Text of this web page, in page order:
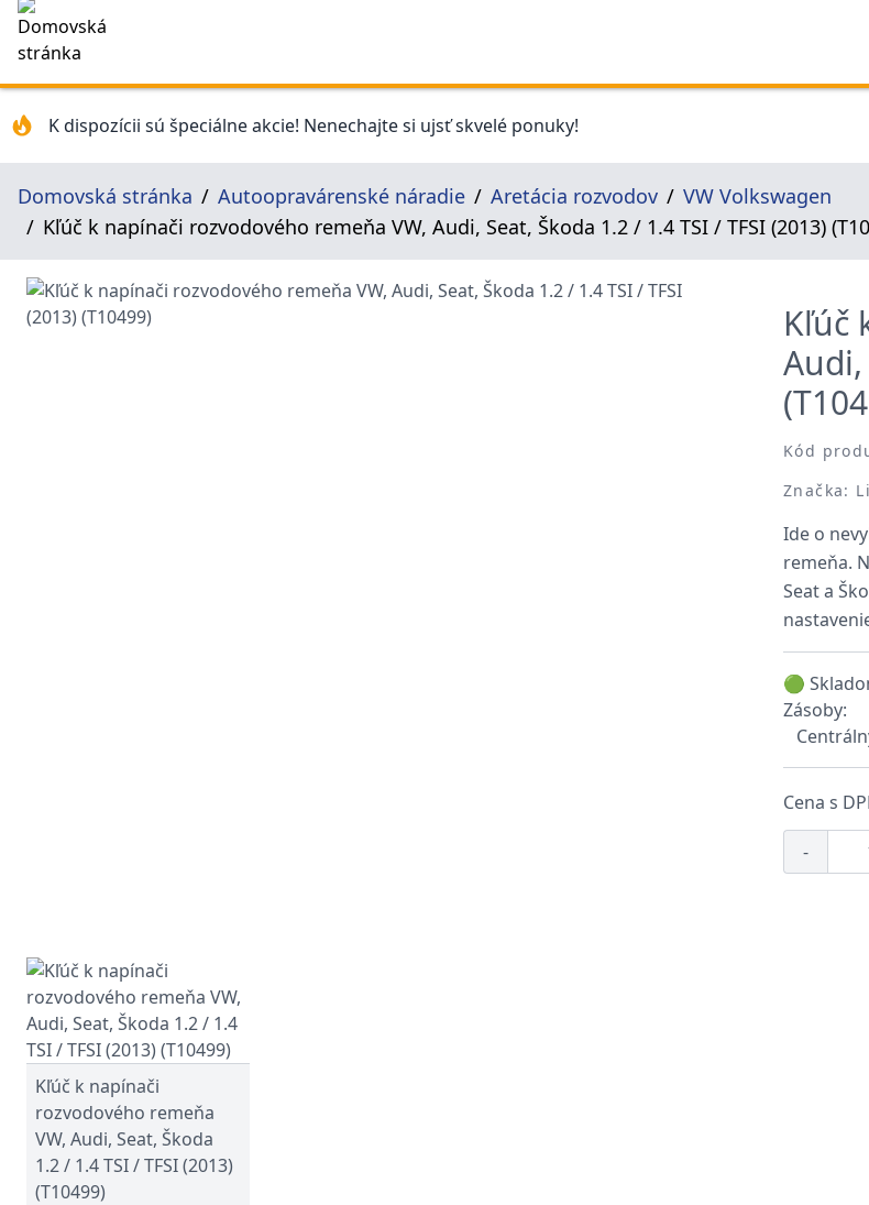
K dispozícii sú špeciálne akcie! Nenechajte si ujsť skvelé ponuky!
Domovská stránka Autoopravárenské náradie Aretácia rozvodov
VW Volkswagen
Kľúč k napínači rozvodového remeňa VW, Audi, Seat, Škoda 1.2 / 1.4 TSI / TFSI (2013)
Kľúč
Audi,
Kód
Značka:
Ide o
remeňa.
Seat a
🟢
Zásoby:
Cena s
-
Kľúč k napínači
rozvodového remeňa
VW, Audi, Seat, Škoda
1.2 / 1.4 TSI / TFSI (2013)
(T10499)